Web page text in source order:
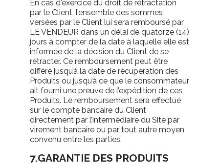
En cas d'exercice du droit de rétractation
par le Client, l’ensemble des sommes
versées par le Client lui sera remboursé par
LE VENDEUR dans un délai de quatorze (14)
jours à compter de la date à laquelle elle est
informée de la décision du Client de se
rétracter. Ce remboursement peut être
différé jusqu’à la date de récupération des
Produits ou jusqu’à ce que le consommateur
ait fourni une preuve de l’expédition de ces
Produits. Le remboursement sera effectué
sur le compte bancaire du Client
directement par l’intermédiaire du Site par
virement bancaire ou par tout autre moyen
convenu entre les parties.
7.GARANTIE DES PRODUITS